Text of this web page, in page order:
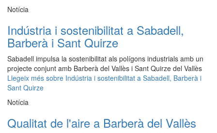
Notícia
Indústria i sostenibilitat a Sabadell,
Barberà i Sant Quirze
Sabadell impulsa la sostenibilitat als polígons industrials amb un
projecte conjunt amb Barberà del Vallès i Sant Quirze del Vallès
Llegeix més sobre Indústria i sostenibilitat a Sabadell, Barberà i
Sant Quirze
Notícia
Qualitat de l'aire a Barberà del Vallès